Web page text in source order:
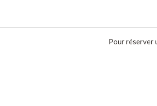
Pour réserver